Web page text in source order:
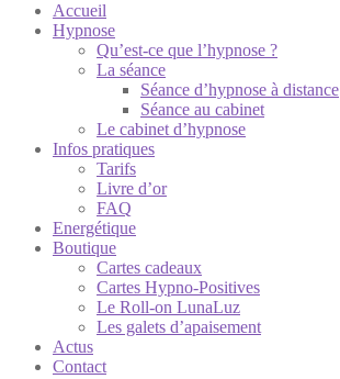
Accueil
Hypnose
Qu’est-ce que l’hypnose ?
La séance
Séance d’hypnose à distance
Séance au cabinet
Le cabinet d’hypnose
Infos pratiques
Tarifs
Livre d’or
FAQ
Energétique
Boutique
Cartes cadeaux
Cartes Hypno-Positives
Le Roll-on LunaLuz
Les galets d’apaisement
Actus
Contact